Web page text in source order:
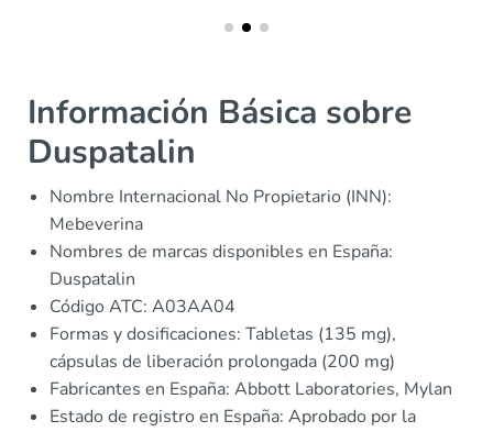
Información Básica sobre
Duspatalin
Nombre Internacional No Propietario (INN):
Mebeverina
Nombres de marcas disponibles en España:
Duspatalin
Código ATC: A03AA04
Formas y dosificaciones: Tabletas (135 mg),
cápsulas de liberación prolongada (200 mg)
Fabricantes en España: Abbott Laboratories, Mylan
Estado de registro en España: Aprobado por la